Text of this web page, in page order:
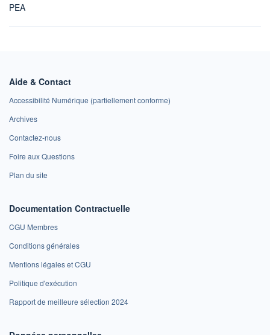
PEA
Aide & Contact
Accessibilité Numérique (partiellement conforme)
Archives
Contactez-nous
Foire aux Questions
Plan du site
Documentation Contractuelle
CGU Membres
Conditions générales
Mentions légales et CGU
Politique d'exécution
Rapport de meilleure sélection 2024